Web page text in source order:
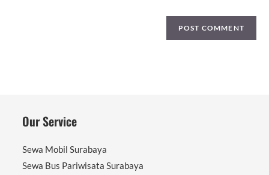
Our Service
Sewa Mobil Surabaya
Sewa Bus Pariwisata Surabaya